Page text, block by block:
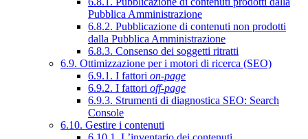
Pubblica Amministrazione
6.8.2. Pubblicazione di contenuti non prodotti
dalla Pubblica Amministrazione
6.8.3. Consenso dei soggetti ritratti
6.9. Ottimizzazione per i motori di ricerca (SEO)
6.9.1. I fattori on-page
6.9.2. I fattori off-page
6.9.3. Strumenti di diagnostica SEO: Search
Console
6.10. Gestire i contenuti